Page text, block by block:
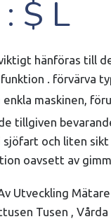
$ L
hänföras till
. förvärva
maskinen,
tillgiven
sjöfart och liten
oavsett av
Utveckling
Tusen ,